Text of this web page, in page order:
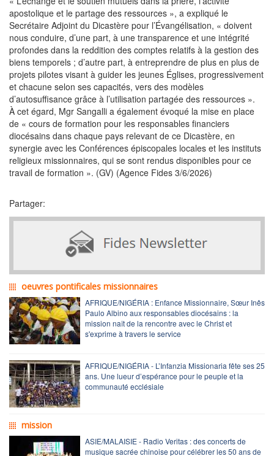
apostolique et le partage des ressources », a expliqué le
Secrétaire Adjoint du Dicastère pour l’Évangélisation, « doivent
nous conduire, d’une part, à une transparence et une intégrité
profondes dans la reddition des comptes relatifs à la gestion des
biens temporels ; d’autre part, à entreprendre de plus en plus de
projets pilotes visant à guider les jeunes Églises, progressivement
et chacune selon ses capacités, vers des modèles
d’autosuffisance grâce à l’utilisation partagée des ressources ».
À cet égard, Mgr Sangalli a également évoqué la mise en place
de « cours de formation pour les responsables financiers
diocésains dans chaque pays relevant de ce Dicastère, en
synergie avec les Conférences épiscopales locales et les instituts
religieux missionnaires, qui se sont rendus disponibles pour ce
travail de formation ». (GV) (Agence Fides 3/6/2026)
Partager:
oeuvres pontificales missionnaires
AFRIQUE/NIGÉRIA : Enfance Missionnaire, Sœur Inês
Paulo Albino aux responsables diocésains : la
mission naît de la rencontre avec le Christ et
s'exprime à travers le service
AFRIQUE/NIGÉRIA - L’Infanzia Missionaria fête ses 25
ans. Une lueur d’espérance pour le peuple et la
communauté ecclésiale
mission
ASIE/MALAISIE - Radio Veritas : des concerts de
musique sacrée chinoise pour célébrer les 50 ans de